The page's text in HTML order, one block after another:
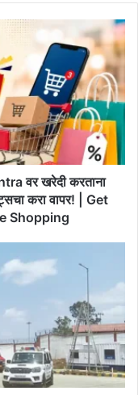
वर खरेदी करताना
करा वापर! | Get
Shopping